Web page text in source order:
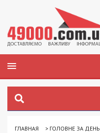
ГЛАВНАЯ > ГОЛОВНЕ ЗА ДЕНЬ